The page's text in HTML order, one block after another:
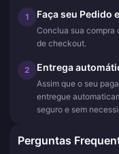
1 Faça seu Pedido
Conclua sua compra
de checkout.
2 Entrega
Assim que o seu
entregue
seguro e sem
Perguntas